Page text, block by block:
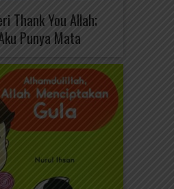
Thank You Allah;
Punya Mata